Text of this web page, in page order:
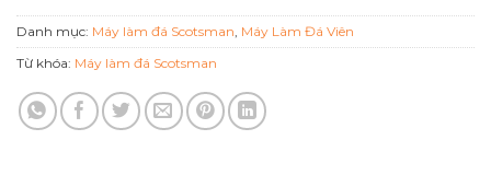
Danh mục: Máy làm đá Scotsman Máy Làm Đá Viên
Từ khóa: Máy làm đá Scotsman